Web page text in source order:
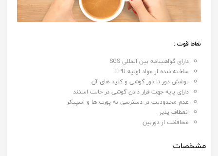
نقاط قوت :
دارای گواهینامه بین المللی SGS
ساخته شده از مواد اولیه TPU
پوشش دور تا دور گوشی و کلید های آن
دارای پایه جهت قرار دادن گوشی در حالت استند
عدم محدودیت در دسترسی به پورت ها و اسپیکر
انعطاف پذیر
محافظت از دوربین
مشخصات